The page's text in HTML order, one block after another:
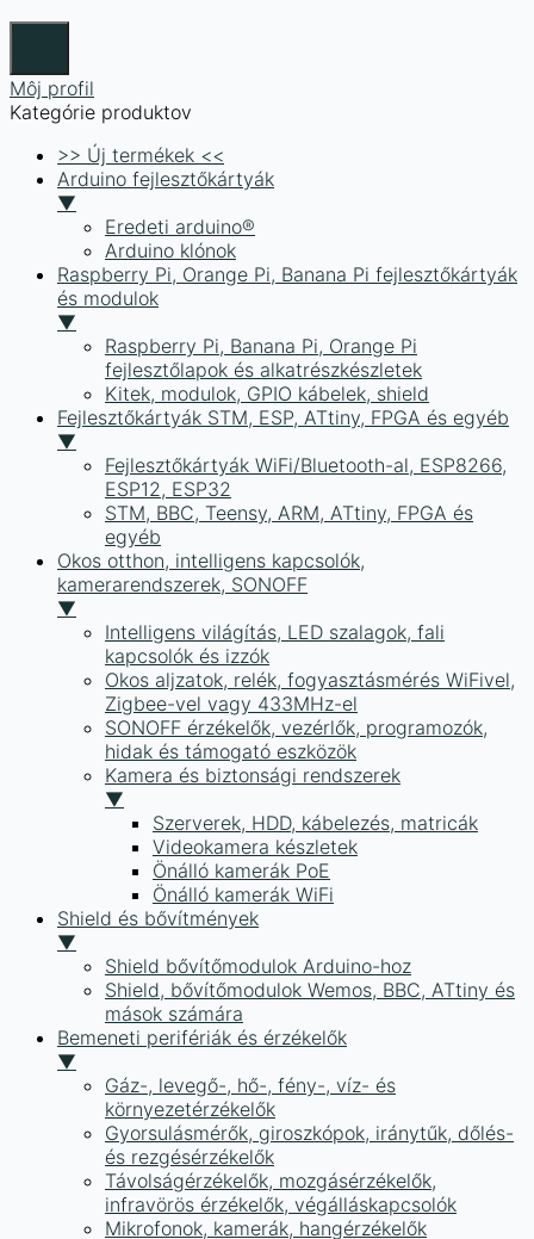
Môj profil
Kategórie produktov
>> Új termékek <<
Arduino fejlesztőkártyák
▼
Eredeti arduino®
Arduino klónok
Raspberry Pi, Orange Pi, Banana Pi fejlesztőkártyák
és modulok
▼
Raspberry Pi, Banana Pi, Orange Pi
fejlesztőlapok és alkatrészkészletek
Kitek, modulok, GPIO kábelek, shield
Fejlesztőkártyák STM, ESP, ATtiny, FPGA és egyéb
▼
Fejlesztőkártyák WiFi/Bluetooth-al, ESP8266,
ESP12, ESP32
STM, BBC, Teensy, ARM, ATtiny, FPGA és
egyéb
Okos otthon, intelligens kapcsolók,
kamerarendszerek, SONOFF
▼
Intelligens világítás, LED szalagok, fali
kapcsolók és izzók
Okos aljzatok, relék, fogyasztásmérés WiFivel,
Zigbee-vel vagy 433MHz-el
SONOFF érzékelők, vezérlők, programozók,
hidak és támogató eszközök
Kamera és biztonsági rendszerek
▼
Szerverek, HDD, kábelezés, matricák
Videokamera készletek
Önálló kamerák PoE
Önálló kamerák WiFi
Shield és bővítmények
▼
Shield bővítőmodulok Arduino-hoz
Shield, bővítőmodulok Wemos, BBC, ATtiny és
mások számára
Bemeneti perifériák és érzékelők
▼
Gáz-, levegő-, hő-, fény-, víz- és
környezetérzékelők
Gyorsulásmérők, giroszkópok, iránytűk, dőlés-
és rezgésérzékelők
Távolságérzékelők, mozgásérzékelők,
infravörös érzékelők, végálláskapcsolók
Mikrofonok, kamerák, hangérzékelők